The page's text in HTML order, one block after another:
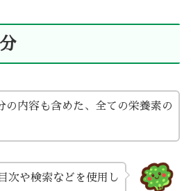
の内容も含めた、全ての栄養素の
次や検索などを使用し